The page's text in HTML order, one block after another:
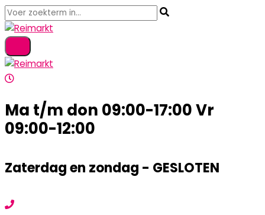
Ma t/m don 09:00-17:00 Vr
09:00-12:00
Zaterdag en zondag - GESLOTEN